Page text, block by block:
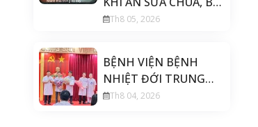
20 THÁNG TUỔI PHẢI
Th8 05, 2026
BỆNH VIỆN BỆNH
NHIỆT ĐỚI TRUNG
ƯƠNG THÀNH LẬP
Th8 04, 2026